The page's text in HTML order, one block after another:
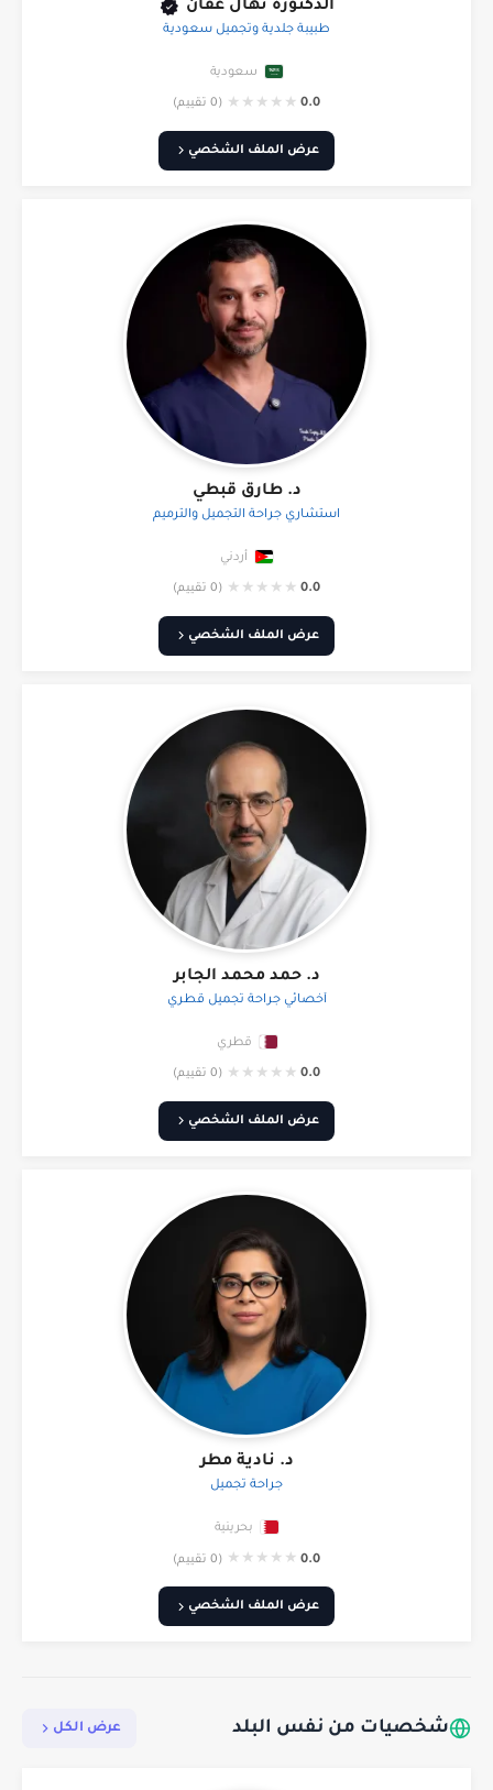
الدكتورة نهال عفان
طبيبة جلدية وتجميل سعودية
سعودية
0.0
★
★
★
★
★ (0 تقييم)
عرض الملف الشخصي
د. طارق قبطي
استشاري جراحة التجميل والترميم
أردني
0.0
★
★
★
★
★ (0 تقييم)
عرض الملف الشخصي
د. حمد محمد الجابر
أخصائي جراحة تجميل قطري
قطري
0.0
★
★
★
★
★ (0 تقييم)
عرض الملف الشخصي
د. نادية مطر
جراحة تجميل
بحرينية
0.0
★
★
★
★
★ (0 تقييم)
عرض الملف الشخصي
شخصيات من نفس البلد عرض الكل